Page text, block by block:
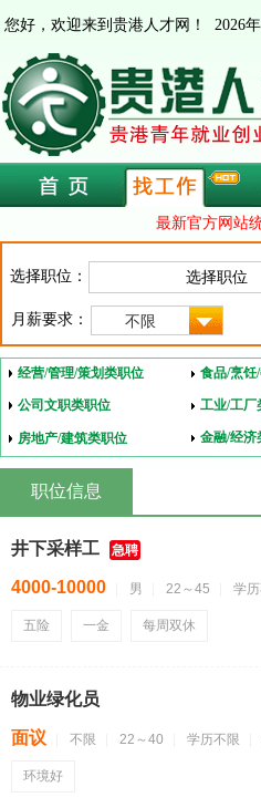
您好，欢迎来到贵港人才网！ 2026
最新官方网站
选择职位：
月薪要求： 不限
经营/管理/策划类职位 食品/烹饪
公司文职类职位 工业/工厂
房地产/建筑类职位 金融/经济
职位信息
井下采样工 急聘
4000-10000 男 22～45 学
五险 一金 每周双休
物业绿化员
面议 不限 22～40 学历不限
环境好